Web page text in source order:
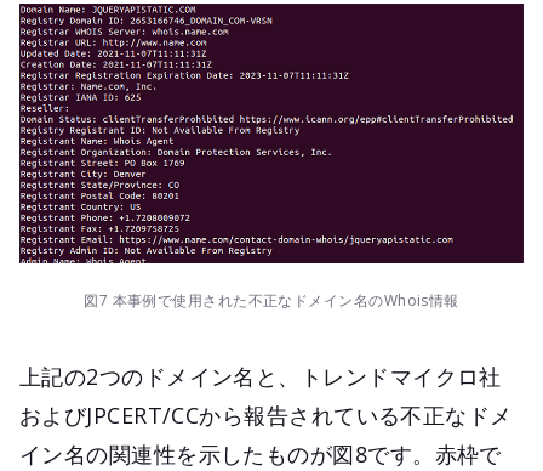
図7 本事例で使用された不正なドメイン名のWhois情報
上記の2つのドメイン名と、トレンドマイクロ社
およびJPCERT/CCから報告されている不正なドメ
イン名の関連性を示したものが図8です。赤枠で